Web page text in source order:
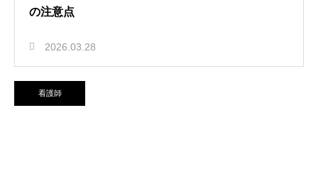
の注意点
2026.03.28
看護師